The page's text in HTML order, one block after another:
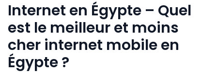
Internet en Égypte – Quel
est le meilleur et moins
cher internet mobile en
Égypte ?